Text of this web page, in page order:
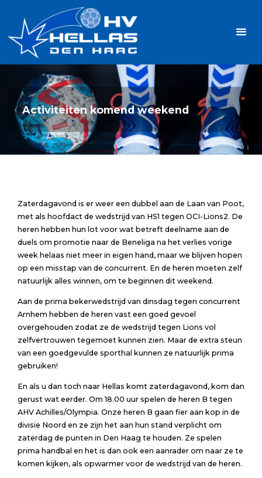
inhoud
Activiteiten komend weekend
Zaterdagavond is er weer een dubbel aan de Laan van Poot,
met als hoofdact de wedstrijd van HS1 tegen OCI-Lions2. De
heren hebben hun lot voor wat betreft deelname aan de
duels om promotie naar de Beneliga na het verlies vorige
week helaas niet meer in eigen hand, maar we blijven hopen
op een misstap van de concurrent. En de heren moeten zelf
natuurlijk alles winnen, om te beginnen dit weekend.
Aan de prima bekerwedstrijd van dinsdag tegen concurrent
Arnhem hebben de heren vast een goed gevoel
overgehouden zodat ze de wedstrijd tegen Lions vol
zelfvertrouwen tegemoet kunnen zien. Maar de extra steun
van een goedgevulde sporthal kunnen ze natuurlijk prima
gebruiken!
En als u dan toch naar Hellas komt zaterdagavond, kom dan
gerust wat eerder. Om 18.00 uur spelen de heren B tegen
AHV Achilles/Olympia. Onze heren B gaan fier aan kop in de
divisie Noord en ze zijn het aan hun stand verplicht om
zaterdag de punten in Den Haag te houden. Ze spelen
prima handbal en het is dan ook een aanrader om naar ze te
komen kijken, als opwarmer voor de wedstrijd van de heren.